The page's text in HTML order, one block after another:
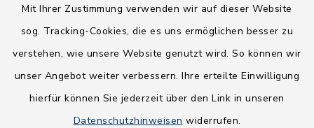
Mit Ihrer Zustimmung verwenden wir auf dieser Website
sog. Tracking-Cookies, die es uns ermöglichen besser zu
verstehen, wie unsere Website genutzt wird. So können wir
unser Angebot weiter verbessern. Ihre erteilte Einwilligung
hierfür können Sie jederzeit über den Link in unseren
Datenschutzhinweisen widerrufen.
Kreis Segeberg
NEU! Amtsbroschüre 2026
Holsteiner Auenland